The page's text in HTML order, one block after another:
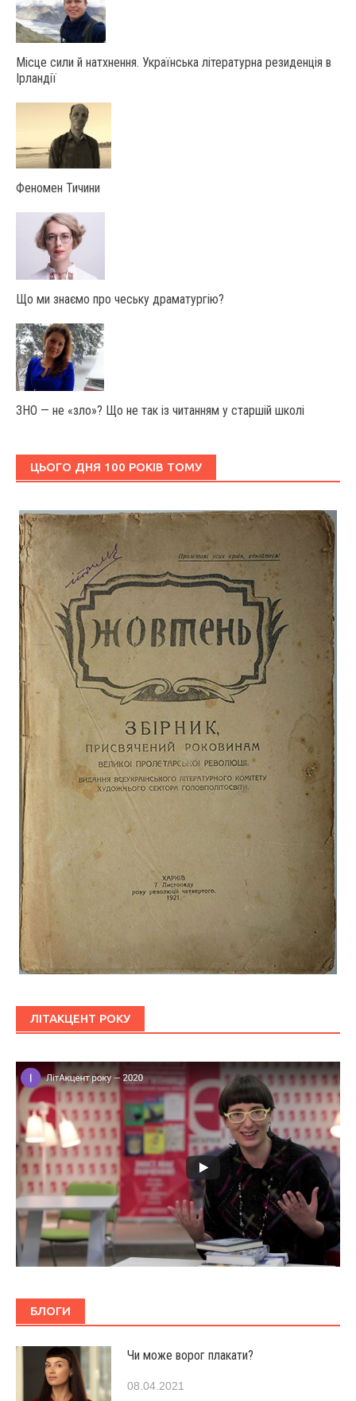
Місце сили й натхнення. Українська літературна резиденція в
Ірландії
Феномен Тичини
Що ми знаємо про чеську драматургію?
ЗНО — не «зло»? Що не так із читанням у старшій школі
ЦЬОГО ДНЯ 100 РОКІВ ТОМУ
ЛІТАКЦЕНТ РОКУ
БЛОГИ
Чи може ворог плакати?
08.04.2021